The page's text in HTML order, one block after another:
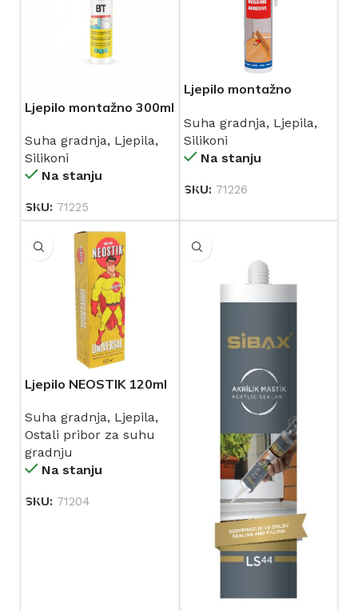
Ljepilo montažno 300ml
Suha gradnja, Ljepila,
Silikoni
Na stanju
SKU: 71225
Ljepilo montažno
sadržaja otapala
Suha gradnja, Ljepila,
Silikoni
Na stanju
SKU: 71226
Ljepilo NEOSTIK 120ml
Suha gradnja, Ljepila,
Ostali pribor za suhu
gradnju
Na stanju
SKU: 71204